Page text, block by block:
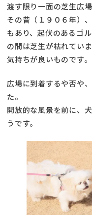
渡す限り一面の芝生広場
その昔（１９０６年）
もあり、起伏のあるゴ
の間は芝生が枯れてい
気持ちが良いものです。
広場に到着するや否や
た。
開放的な風景を前に、
うです。